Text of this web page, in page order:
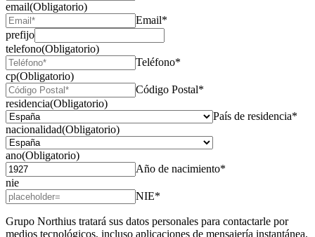
email(Obligatorio)
Email*
prefijo
telefono(Obligatorio)
Teléfono*
cp(Obligatorio)
Código Postal*
residencia(Obligatorio)
País de residencia*
nacionalidad(Obligatorio)
ano(Obligatorio)
Año de nacimiento*
nie
NIE*
Grupo Northius tratará sus datos personales para contactarle por
medios tecnológicos, incluso aplicaciones de mensajería instantánea,